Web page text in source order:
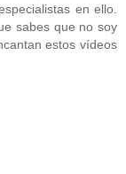
en ello.
sabes que no soy
estos vídeos